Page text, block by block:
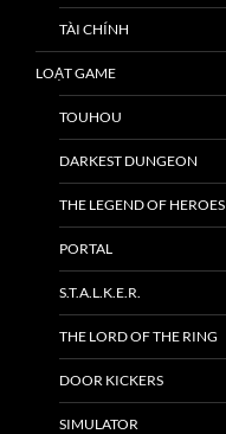
TÀI CHÍNH
LOẠT GAME
TOUHOU
DARKEST DUNGEON
THE LEGEND OF HEROES
PORTAL
S.T.A.L.K.E.R.
THE LORD OF THE RING
DOOR KICKERS
SIMULATOR